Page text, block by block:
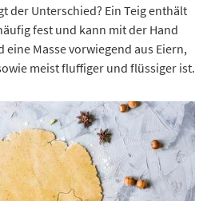
der Unterschied? Ein Teig enthält
fest und kann mit der Hand
Masse vorwiegend aus Eiern,
meist fluffiger und flüssiger ist.